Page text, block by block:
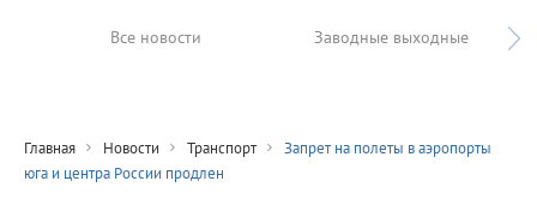
Все новости Заводные выходные
Главная Новости Транспорт
Запрет на полеты в аэропорты
юга и центра России продлен